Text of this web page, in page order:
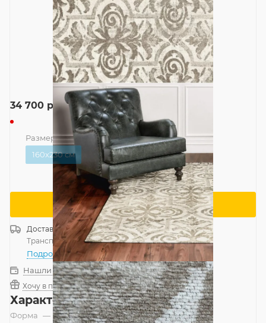
34 700 руб.
Размер — 160x230 см
160x230 см
Сообщить о поступлении
Доставка Россия
Транспортной компанией—бесплатно
Подробнее
Нашли дешевле?
Хочу в подарок
Характеристики
Форма — Прямоугольник